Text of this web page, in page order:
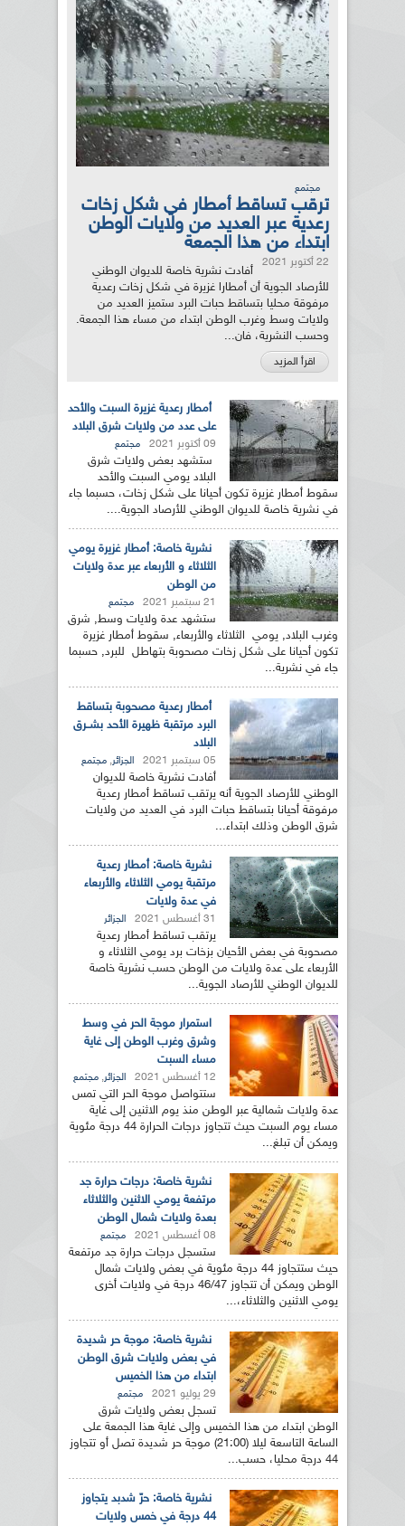
مجتمع
ترقب تساقط أمطار في شكل زخات
رعدية عبر العديد من ولايات الوطن
ابتداء من هذا الجمعة
22 أكتوبر 2021
أفادت نشرية خاصة للديوان الوطني
للأرصاد الجوية أن أمطارا غزيرة في شكل زخات رعدية
مرفوقة محليا بتساقط حبات البرد ستميز العديد من
ولايات وسط وغرب الوطن ابتداء من مساء هذا الجمعة.
وحسب النشرية، فان...
اقرأ المزيد
أمطار رعدية غزيرة السبت والأحد
على عدد من ولايات شرق البلاد
09 أكتوبر 2021 مجتمع
ستشهد بعض ولايات شرق
البلاد يومي السبت والأحد
سقوط أمطار غزيرة تكون أحيانا على شكل زخات، حسبما جاء
في نشرية خاصة للديوان الوطني للأرصاد الجوية....
نشرية خاصة: أمطار غزيرة يومي
الثلاثاء و الأربعاء عبر عدة ولايات
من الوطن
21 سبتمبر 2021 مجتمع
ستشهد عدة ولايات وسط, شرق
وغرب البلاد, يومي الثلاثاء والأربعاء, سقوط أمطار غزيرة
تكون أحيانا على شكل زخات مصحوبة بتهاطل للبرد, حسبما
جاء في نشرية...
أمطار رعدية مصحوبة بتساقط
البرد مرتقبة ظهيرة الأحد بشــرق
البلاد
05 سبتمبر 2021 الجزائر, مجتمع
أفادت نشرية خاصة للديوان
الوطني للأرصاد الجوية أنه يرتقب تساقط أمطار رعدية
مرفوقة أحيانا بتساقط حبات البرد في العديد من ولايات
شرق الوطن وذلك ابتداء...
نشرية خاصة: أمطار رعدية
مرتقبة يومي الثلاثاء والأربعاء
في عدة ولايات
31 أغسطس 2021 الجزائر
يرتقب تساقط أمطار رعدية
مصحوبة في بعض الأحيان بزخات برد يومي الثلاثاء و
الأربعاء على عدة ولايات من الوطن حسب نشرية خاصة
للديوان الوطني للأرصاد الجوية...
استمرار موجة الحر في وسط
وشرق وغرب الوطن إلى غاية
مساء السبت
12 أغسطس 2021 الجزائر, مجتمع
ستتواصل موجة الحر التي تمس
عدة ولايات شمالية عبر الوطن منذ يوم الاثنين إلى غاية
مساء يوم السبت حيث تتجاوز درجات الحرارة 44 درجة مئوية
ويمكن أن تبلغ...
نشرية خاصة: درجات حرارة جد
مرتفعة يومي الاثنين والثلاثاء
بعدة ولايات شمال الوطن
08 أغسطس 2021 مجتمع
ستسجل درجات حرارة جد مرتفعة
حيث ستتجاوز 44 درجة مئوية في بعض ولايات شمال
الوطن ويمكن أن تتجاوز 46/47 درجة في ولايات أخرى
يومي الاثنين والثلاثاء،...
نشرية خاصة: موجة حر شديدة
في بعض ولايات شرق الوطن
ابتداء من هذا الخميس
29 يوليو 2021 مجتمع
تسجل بعض ولايات شرق
الوطن ابتداء من هذا الخميس وإلى غاية هذا الجمعة على
الساعة التاسعة ليلا (21:00) موجة حر شديدة تصل أو تتجاوز
44 درجة محليا، حسب...
نشرية خاصة: حرّ شدبد يتجاوز
44 درجة في خمس ولايات